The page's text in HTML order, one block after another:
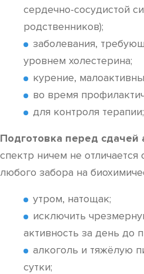
сердечно-сосудистой
родственников);
заболевания,
уровнем холестерина;
курение,
во время
для контроля терапии;
Подготовка перед сдачей
спектр ничем не отличается
любого забора на
утром, натощак;
исключить
активность за день до
алкоголь и тяжёлую
сутки;